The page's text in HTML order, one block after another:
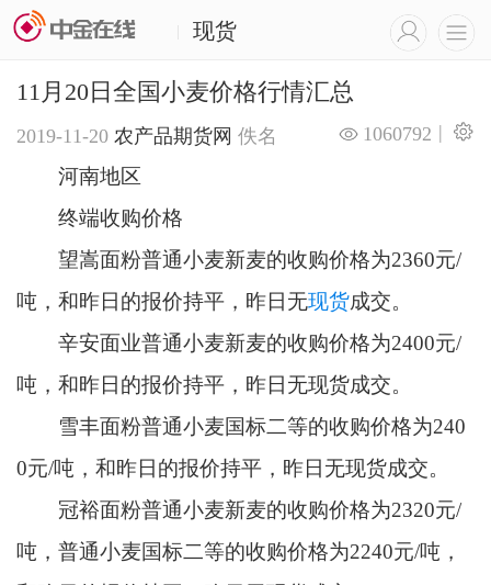
现货
11月20日全国小麦价格行情汇总
2019-11-20 农产品期货网 佚名 |
1060792
河南地区
终端收购价格
望嵩面粉普通小麦新麦的收购价格为2360元/
吨，和昨日的报价持平，昨日无现货成交。
辛安面业普通小麦新麦的收购价格为2400元/
吨，和昨日的报价持平，昨日无现货成交。
雪丰面粉普通小麦国标二等的收购价格为240
0元/吨，和昨日的报价持平，昨日无现货成交。
冠裕面粉普通小麦新麦的收购价格为2320元/
吨，普通小麦国标二等的收购价格为2240元/吨，